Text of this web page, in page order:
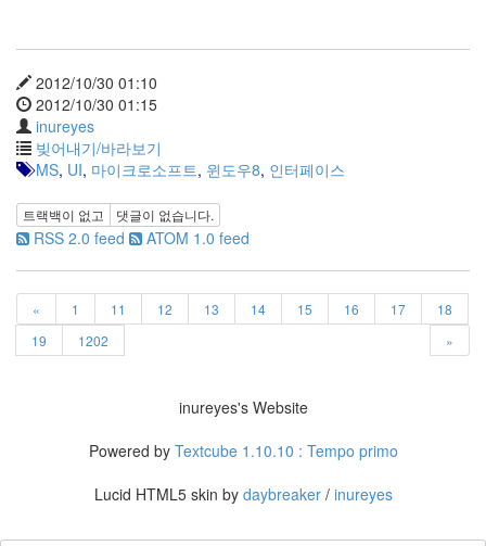
2012/10/30 01:10
2012/10/30 01:15
inureyes
빚어내기/바라보기
MS, UI, 마이크로소프트, 윈도우8, 인터페이스
트랙백이 없고 댓글이 없습니다.
RSS 2.0 feed ATOM 1.0 feed
« 1 11 12 13 14 15 16 17
18
19
1202 »
playground
일
상
적
인
사
기
나
무
1955~2011
구
글
inureyes's Website
Powered by Textcube 1.10.10 : Tempo primo
Lucid HTML5 skin by daybreaker/ inureyes